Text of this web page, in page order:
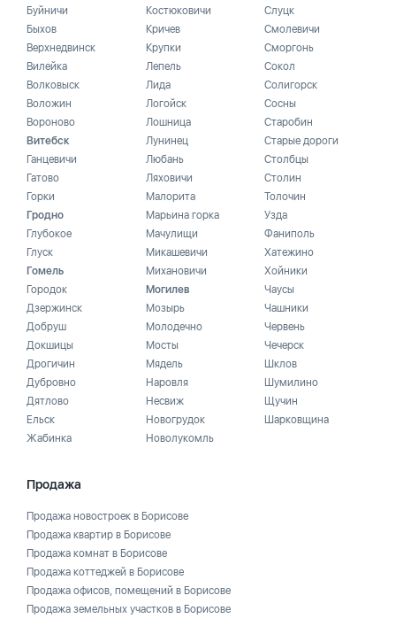
Буйничи
Быхов
Верхнедвинск
Вилейка
Волковыск
Воложин
Вороново
Витебск
Ганцевичи
Гатово
Горки
Гродно
Глубокое
Глуск
Гомель
Городок
Дзержинск
Добруш
Докшицы
Дрогичин
Дубровно
Дятлово
Ельск
Жабинка
Костюковичи
Кричев
Крупки
Лепель
Лида
Логойск
Лошница
Лунинец
Любань
Ляховичи
Малорита
Марьина горка
Мачулищи
Микашевичи
Михановичи
Могилев
Мозырь
Молодечно
Мосты
Мядель
Наровля
Несвиж
Новогрудок
Новолукомль
Слуцк
Смолевичи
Сморгонь
Сокол
Солигорск
Сосны
Старобин
Старые дороги
Столбцы
Столин
Толочин
Узда
Фаниполь
Хатежино
Хойники
Чаусы
Чашники
Червень
Чечерск
Шклов
Шумилино
Щучин
Шарковщина
Продажа
Продажа новостроек в Борисове
Продажа квартир в Борисове
Продажа комнат в Борисове
Продажа коттеджей в Борисове
Продажа офисов, помещений в Борисове
Продажа земельных участков в Борисове